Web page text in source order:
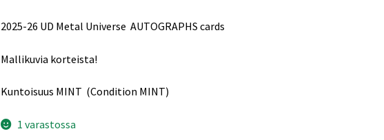
2025-26 UD Metal Universe AUTOGRAPHS cards
Mallikuvia korteista!
Kuntoisuus MINT (Condition MINT)
1 varastossa